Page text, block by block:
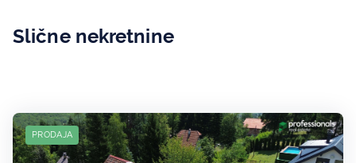
Slične nekretnine
PRODAJA